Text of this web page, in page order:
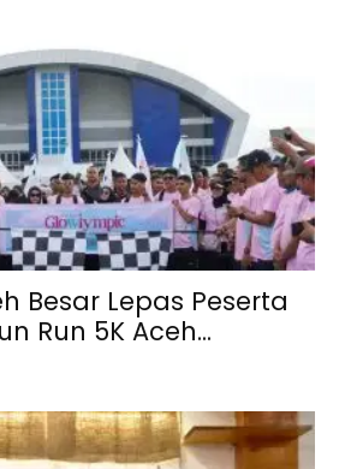
Besar Lepas Peserta
Run 5K Aceh...